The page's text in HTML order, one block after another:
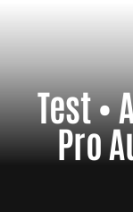
Test •
Pro